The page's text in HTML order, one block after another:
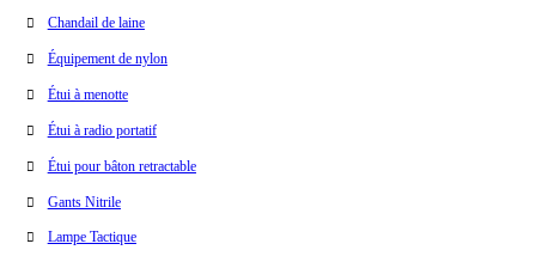
Chandail de laine
Équipement de nylon
Étui à menotte
Étui à radio portatif
Étui pour bâton retractable
Gants Nitrile
Lampe Tactique